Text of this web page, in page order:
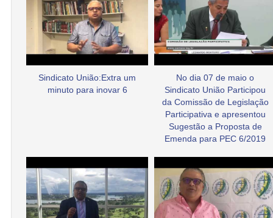
Sindicato União:Extra um
minuto para inovar 6
No dia 07 de maio o
Sindicato União Participou
da Comissão de Legislação
Participativa e apresentou
Sugestão a Proposta de
Emenda para PEC 6/2019